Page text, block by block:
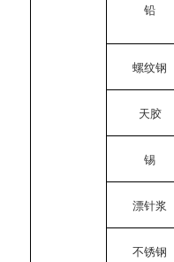
铅
螺纹钢
天胶
锡
漂针浆
不锈钢